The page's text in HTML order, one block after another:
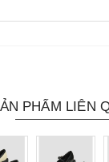
PHẨM LIÊN